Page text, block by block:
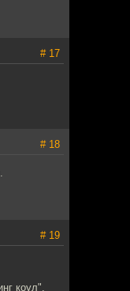
# 17
# 18
# 19
коул".